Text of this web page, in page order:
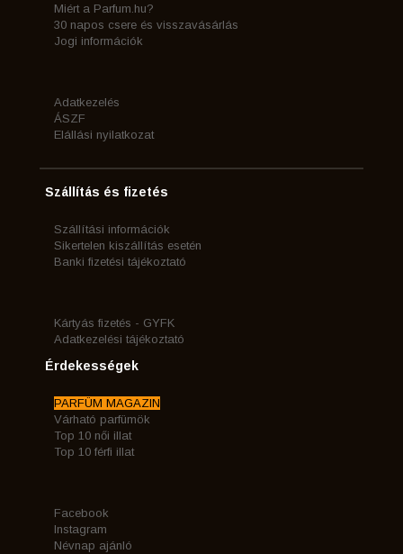
Miért a Parfum.hu?
30 napos csere és visszavásárlás
Jogi információk
Adatkezelés
ÁSZF
Elállási nyilatkozat
Szállítás és fizetés
Szállítási információk
Sikertelen kiszállítás esetén
Banki fizetési tájékoztató
Kártyás fizetés - GYFK
Adatkezelési tájékoztató
Érdekességek
PARFÜM MAGAZIN
Várható parfümök
Top 10 női illat
Top 10 férfi illat
Facebook
Instagram
Névnap ajánló